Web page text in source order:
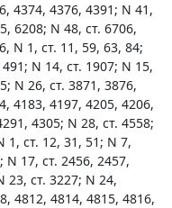
4374, 4376, 4391; N 41,
6208; N 48, ст. 6706,
N 1, ст. 11, 59, 63, 84;
N 14, ст. 1907; N 15,
N 26, ст. 3871, 3876,
4183, 4197, 4205, 4206,
4305; N 28, ст. 4558;
1, ст. 12, 31, 51; N 7,
N 17, ст. 2456, 2457,
23, ст. 3227; N 24,
4812, 4814, 4815, 4816,